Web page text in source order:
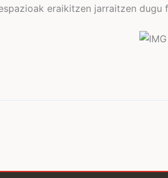
eraikitzen jarraitzen dugu